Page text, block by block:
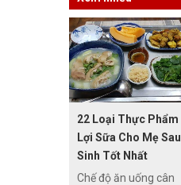
22 Loại Thực Phẩm
Lợi Sữa Cho Mẹ Sau
Sinh Tốt Nhất
Chế độ ăn uống cân